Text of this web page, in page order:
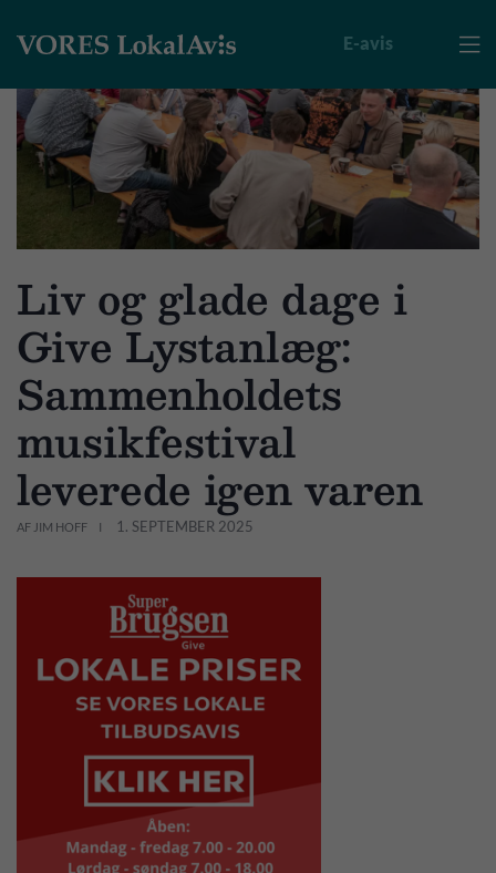

E-avis
Liv og glade dage i
Give Lystanlæg:
Sammenholdets
musikfestival
leverede igen varen
AF JIM HOFF 1. SEPTEMBER 2025